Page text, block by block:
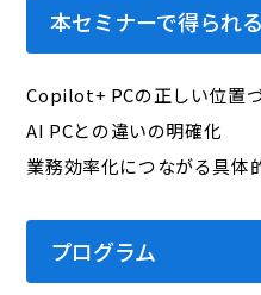
本セミナーで得られ
Copilot+ PCの正しい位置
AI PCとの違いの明確化
業務効率化につながる具体
プログラム